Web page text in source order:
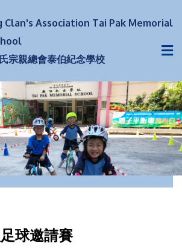
Clan's Association Tai Pak Memorial
宗親總會泰伯紀念學校
球邀請賽